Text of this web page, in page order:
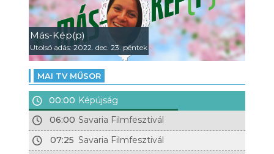
Más-Kép(p)
Utolsó adás: 2022. dec. 23. péntek
MAI TV MŰSOR
00:00 Képújság
06:00 Savaria Filmfesztivál
07:25 Savaria Filmfesztivál